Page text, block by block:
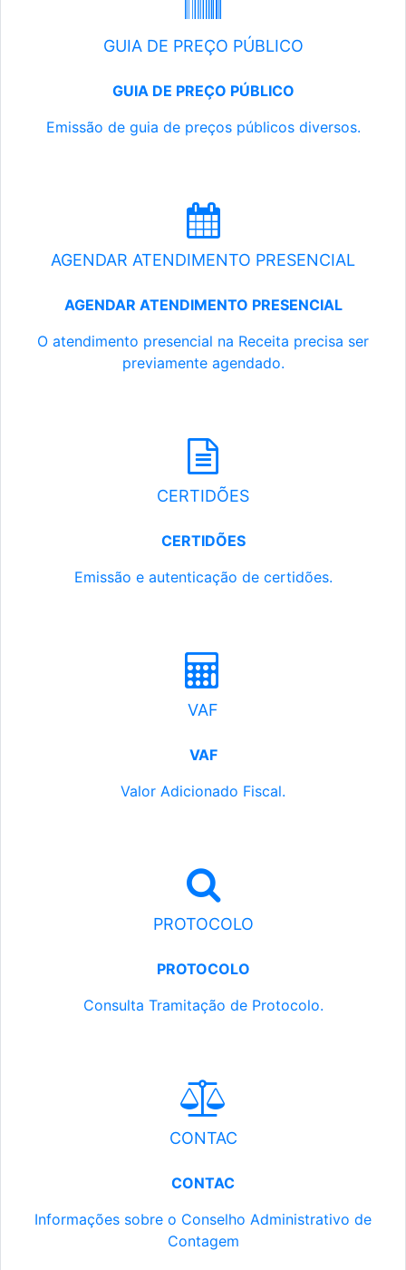
GUIA DE PREÇO PÚBLICO
GUIA DE PREÇO PÚBLICO
Emissão de guia de preços públicos diversos.
AGENDAR ATENDIMENTO PRESENCIAL
AGENDAR ATENDIMENTO PRESENCIAL
O atendimento presencial na Receita precisa ser
previamente agendado.
CERTIDÕES
CERTIDÕES
Emissão e autenticação de certidões.
VAF
VAF
Valor Adicionado Fiscal.
PROTOCOLO
PROTOCOLO
Consulta Tramitação de Protocolo.
CONTAC
CONTAC
Informações sobre o Conselho Administrativo de
Contagem